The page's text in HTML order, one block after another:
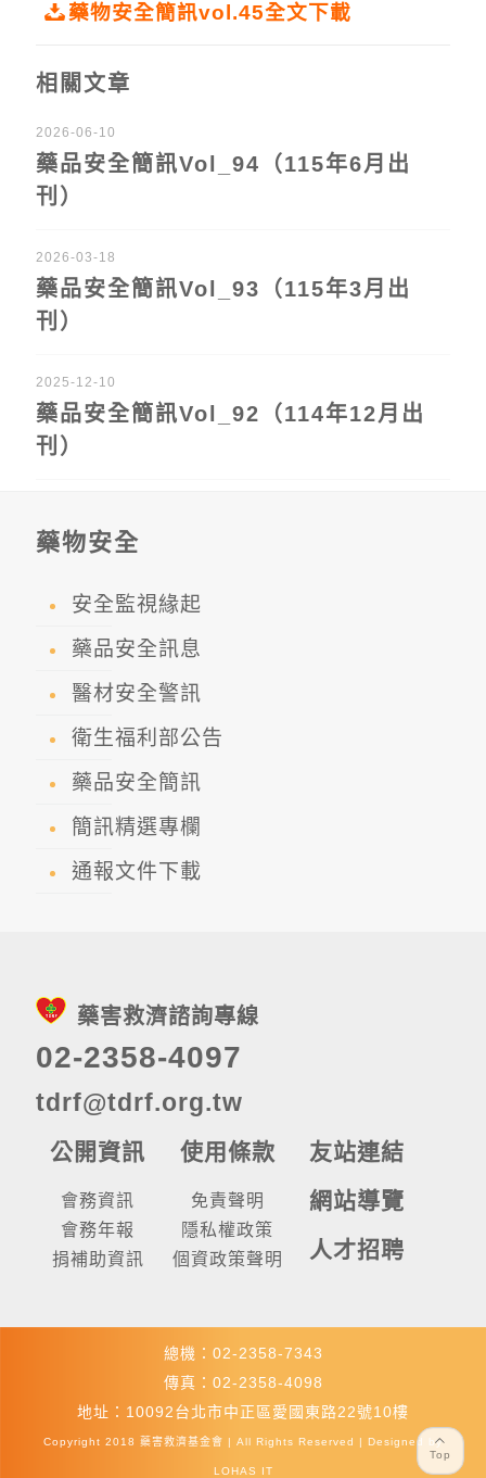
藥物安全簡訊vol.45全文下載
相關文章
2026-06-10
藥品安全簡訊Vol_94（115年6月出
刊）
2026-03-18
藥品安全簡訊Vol_93（115年3月出
刊）
2025-12-10
藥品安全簡訊Vol_92（114年12月出
刊）
藥物安全
安全監視緣起
藥品安全訊息
醫材安全警訊
衛生福利部公告
藥品安全簡訊
簡訊精選專欄
通報文件下載
藥害救濟諮詢專線
02-2358-4097
tdrf@tdrf.org.tw
公開資訊
會務資訊
會務年報
捐補助資訊
使用條款
免責聲明
隱私權政策
個資政策聲明
友站連結
網站導覽
人才招聘
總機：02-2358-7343
傳真：02-2358-4098
地址：10092台北市中正區愛國東路22號10樓
Copyright 2018 藥害救濟基金會 | All Rights Reserved | Designed by
LOHAS IT
Top